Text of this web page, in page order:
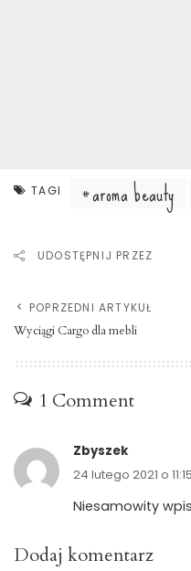
TAGI aroma beauty
UDOSTĘPNIJ PRZEZ
POPRZEDNI ARTYKUŁ
Wyciągi Cargo dla mebli
1 Comment
Zbyszek
24 lutego 2021 o 11:15
Niesamowity
Dodaj komentarz